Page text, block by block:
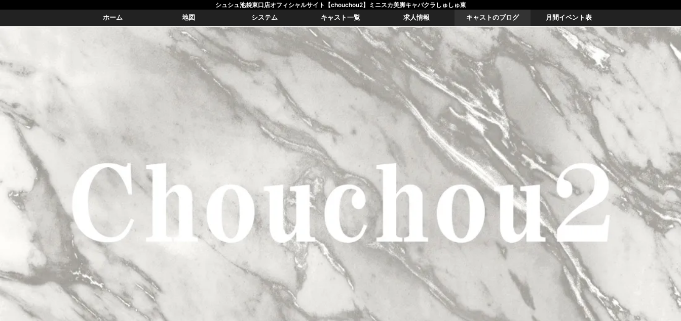
シュシュ池袋東口店オフィシャルサイト【chouchou2】ミニスカ美脚キャバクラしゅしゅ東
ホーム
地図 システム キャスト一覧 求人情報 キャストのブログ 月間イベント表